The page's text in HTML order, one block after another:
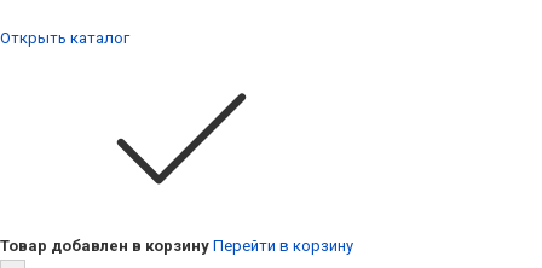
Открыть каталог
Товар добавлен в корзину Перейти в корзину